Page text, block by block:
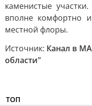
каменистые
вполне комфортно
местной флоры.
Источник: Канал в
области"
ТОП